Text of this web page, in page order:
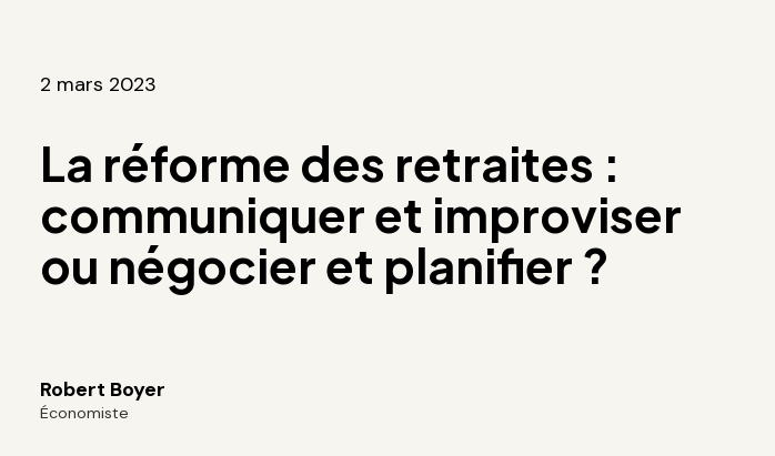
2 mars 2023
La réforme des retraites :
communiquer et improviser
ou négocier et planifier ?
Robert Boyer
Économiste